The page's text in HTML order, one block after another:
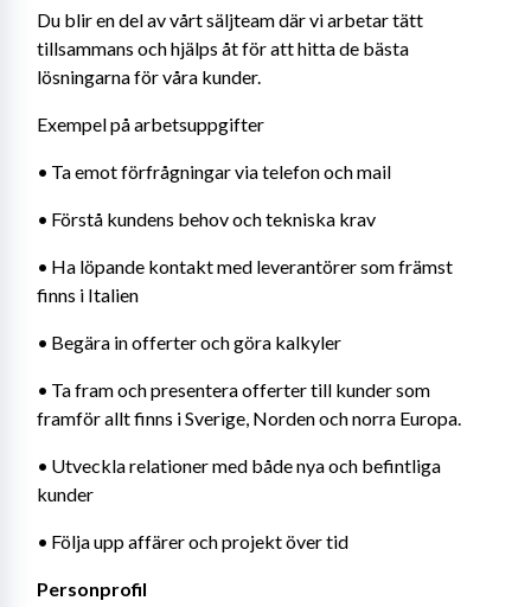
Du blir en del av vårt säljteam där vi arbetar tätt
tillsammans och hjälps åt för att hitta de bästa
lösningarna för våra kunder.
Exempel på arbetsuppgifter
•	Ta emot förfrågningar via telefon och mail
•	Förstå kundens behov och tekniska krav
•	Ha löpande kontakt med leverantörer som främst
finns i Italien
•	Begära in offerter och göra kalkyler
•	Ta fram och presentera offerter till kunder som
framför allt finns i Sverige, Norden och norra Europa.
•	Utveckla relationer med både nya och befintliga
kunder
•	Följa upp affärer och projekt över tid
Personprofil